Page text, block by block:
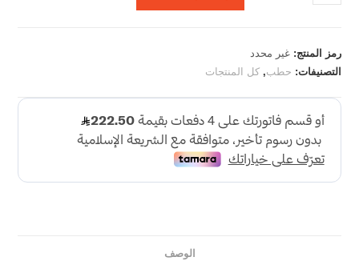
رمز المنتج:غير محدد
التصنيفات: حطب,كل المنتجات
الوصف